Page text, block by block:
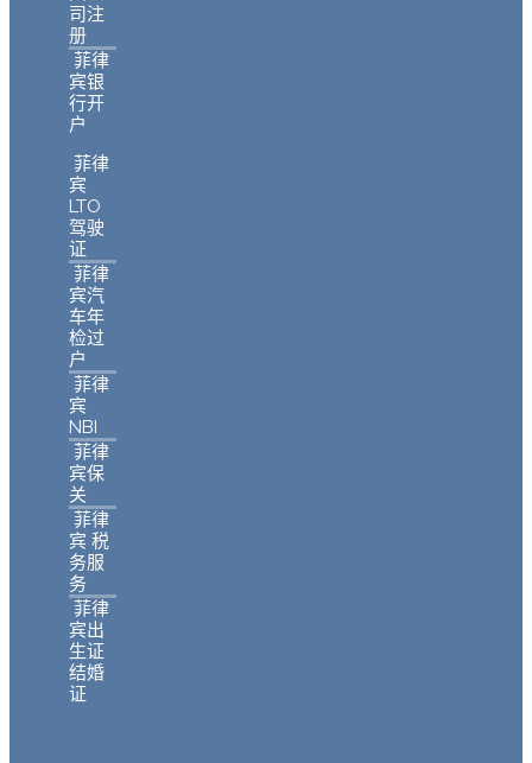
司注
册
菲律
宾银
行开
户
菲律
宾
LTO
驾驶
证
菲律
宾汽
车年
检过
户
菲律
宾
NBI
菲律
宾保
关
菲律
宾 税
务服
务
菲律
宾出
生证
结婚
证